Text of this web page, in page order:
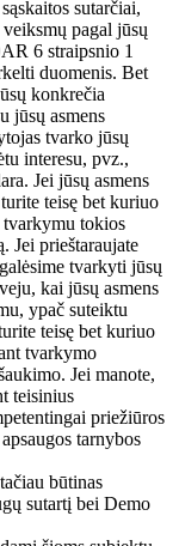
sutarčiai,
pagal jūsų
6 straipsnio 1
duomenis. Bet
konkrečia
jūsų asmens
tvarko jūsų
interesu, pvz.,
Jei jūsų asmens
teisę bet kuriuo
tvarkymu tokios
Jei prieštaraujate
tvarkyti jūsų
kai jūsų asmens
ypač suteiktu
teisę bet kuriuo
tvarkymo
Jei manote,
teisinius
priežiūros
tarnybos
būtinas
sutartį bei Demo